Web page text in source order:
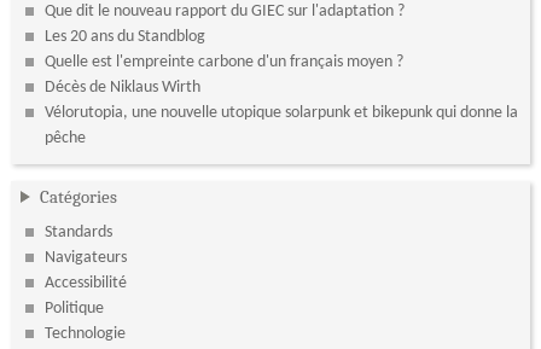
Que dit le nouveau rapport du GIEC sur l'adaptation ?
Les 20 ans du Standblog
Quelle est l'empreinte carbone d'un français moyen ?
Décès de Niklaus Wirth
Vélorutopia, une nouvelle utopique solarpunk et bikepunk qui donne la
pêche
Catégories
Standards
Navigateurs
Accessibilité
Politique
Technologie